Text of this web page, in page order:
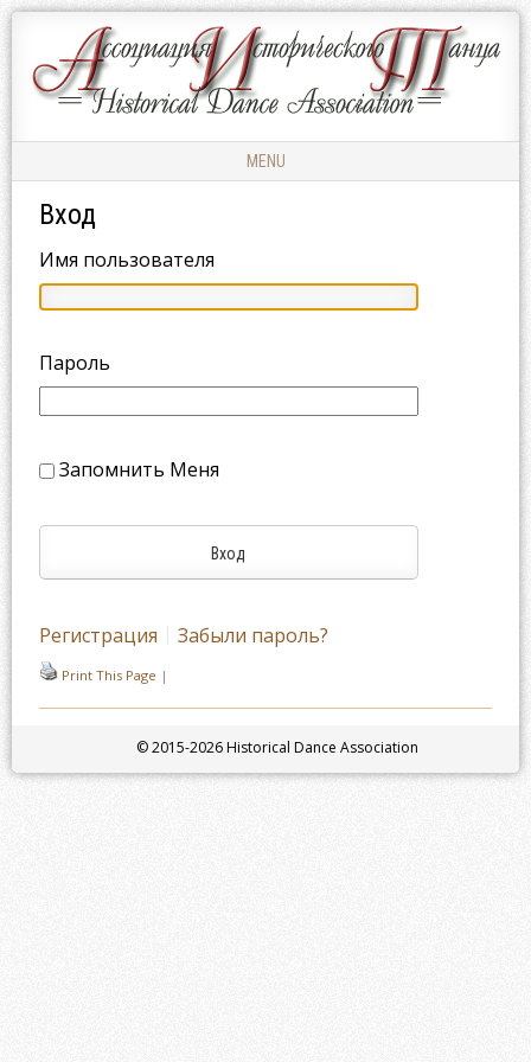
АССОЦИАЦИЯ
ИСТОРИЧЕСКОГО
Ассоциация
Исторического
Танца
MENU
Вход
Имя пользователя
Пароль
Запомнить Меня
Регистрация Забыли пароль?
Print This Page |
© 2015-2026 Historical Dance Association